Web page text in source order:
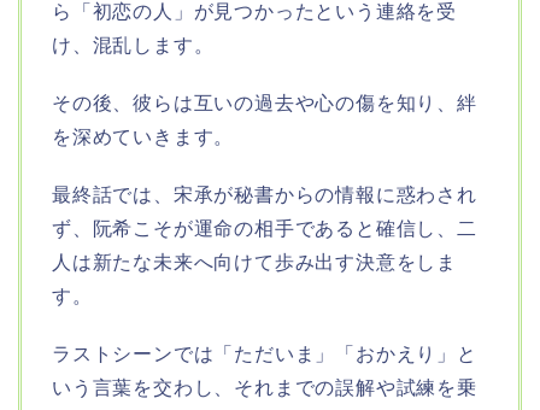
ら「初恋の人」が見つかったという連絡を受
け、混乱します。
その後、彼らは互いの過去や心の傷を知り、絆
を深めていきます。
最終話では、宋承が秘書からの情報に惑わされ
ず、阮希こそが運命の相手であると確信し、二
人は新たな未来へ向けて歩み出す決意をしま
す。
ラストシーンでは「ただいま」「おかえり」と
いう言葉を交わし、それまでの誤解や試練を乗